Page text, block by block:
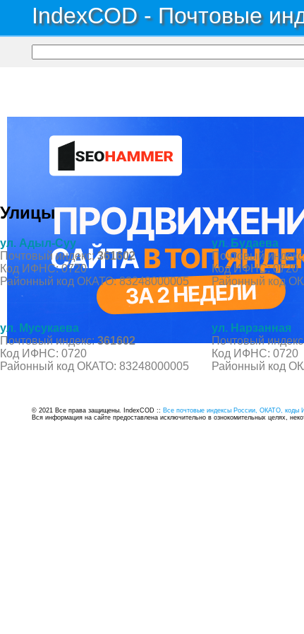
IndexCOD - Почтовые
Почтовые индексы России, ОКАТО, коды ИФНС, коды регионов ГИБДД
Село Верхний Баксан
Улицы
ул. Адыл-Суу
Почтовый индекс:361602
Код ИФНС: 0720
Районный код ОКАТО: 83248000005
ул. Будаева
Почтовый
Код ИФНС: 0720
Районный код
ул. Мусукаева
Почтовый индекс:361602
Код ИФНС: 0720
Районный код ОКАТО: 83248000005
ул. Нарзанная
Почтовый
Код ИФНС: 0720
Районный код
© 2021 Все права защищены. IndexCOD :: Все почтовые индексы России, ОКАТО, коды
Вся информация на сайте предоставлена исключительно в ознокомительных целях,